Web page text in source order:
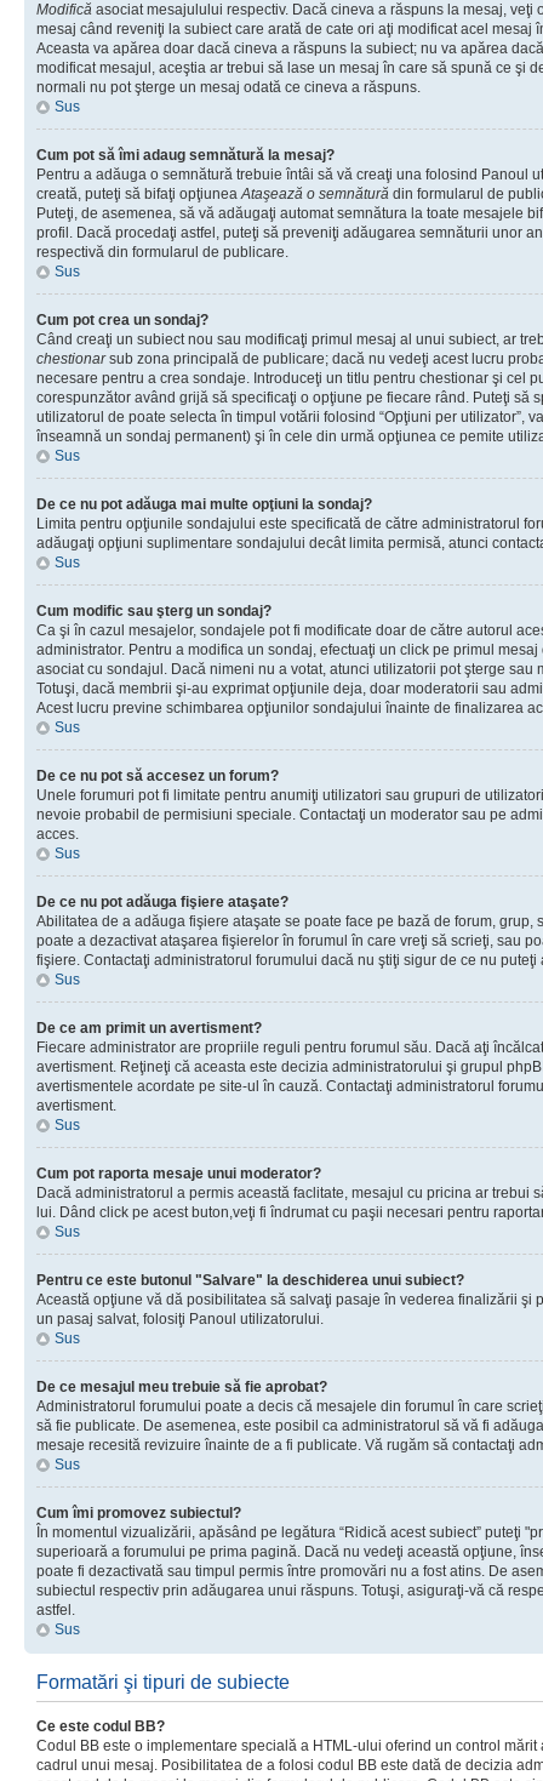
Modifică asociat mesajulului respectiv. Dacă cineva a răspuns la mesaj, veţi
mesaj când reveniţi la subiect care arată de cate ori aţi modificat acel mesaj
Aceasta va apărea doar dacă cineva a răspuns la subiect; nu va apărea
modificat mesajul, aceştia ar trebui să lase un mesaj în care să spună ce şi
normali nu pot şterge un mesaj odată ce cineva a răspuns.
Sus
Cum pot să îmi adaug semnătură la mesaj?
Pentru a adăuga o semnătură trebuie întâi să vă creaţi una folosind Panoul
creată, puteţi să bifaţi opţiuneaAtaşează o semnătură din formularul de
Puteţi, de asemenea, să vă adăugaţi automat semnătura la toate mesajele
profil. Dacă procedaţi astfel, puteţi să preveniţi adăugarea semnăturii unor
respectivă din formularul de publicare.
Sus
Cum pot crea un sondaj?
Când creaţi un subiect nou sau modificaţi primul mesaj al unui subiect, ar
chestionarsub zona principală de publicare; dacă nu vedeţi acest lucru
necesare pentru a crea sondaje. Introduceţi un titlu pentru chestionar şi cel
corespunzător având grijă să specificaţi o opţiune pe fiecare rând. Puteţi să
utilizatorul de poate selecta în timpul votării folosind “Opţiuni per utilizator”,
înseamnă un sondaj permanent) şi în cele din urmă opţiunea ce pemite
Sus
De ce nu pot adăuga mai multe opţiuni la sondaj?
Limita pentru opţiunile sondajului este specificată de către administratorul
adăugaţi opţiuni suplimentare sondajului decât limita permisă, atunci
Sus
Cum modific sau şterg un sondaj?
Ca şi în cazul mesajelor, sondajele pot fi modificate doar de către autorul
administrator. Pentru a modifica un sondaj, efectuaţi un click pe primul
asociat cu sondajul. Dacă nimeni nu a votat, atunci utilizatorii pot şterge
Totuşi, dacă membrii şi-au exprimat opţiunile deja, doar moderatorii sau
Acest lucru previne schimbarea opţiunilor sondajului înainte de finalizarea
Sus
De ce nu pot să accesez un forum?
Unele forumuri pot fi limitate pentru anumiţi utilizatori sau grupuri de
nevoie probabil de permisiuni speciale. Contactaţi un moderator sau pe
acces.
Sus
De ce nu pot adăuga fişiere ataşate?
Abilitatea de a adăuga fişiere ataşate se poate face pe bază de forum, grup,
poate a dezactivat ataşarea fişierelor în forumul în care vreţi să scrieţi, sau
fişiere. Contactaţi administratorul forumului dacă nu ştiţi sigur de ce nu
Sus
De ce am primit un avertisment?
Fiecare administrator are propriile reguli pentru forumul său. Dacă aţi
avertisment. Reţineţi că aceasta este decizia administratorului şi grupul
avertismentele acordate pe site-ul în cauză. Contactaţi administratorul
avertisment.
Sus
Cum pot raporta mesaje unui moderator?
Dacă administratorul a permis această faclitate, mesajul cu pricina ar trebui
lui. Dând click pe acest buton,veţi fi îndrumat cu paşii necesari pentru
Sus
Pentru ce este butonul "Salvare" la deschiderea unui subiect?
Această opţiune vă dă posibilitatea să salvaţi pasaje în vederea finalizării şi
un pasaj salvat, folosiţi Panoul utilizatorului.
Sus
De ce mesajul meu trebuie să fie aprobat?
Administratorul forumului poate a decis că mesajele din forumul în care
să fie publicate. De asemenea, este posibil ca administratorul să vă fi
mesaje recesită revizuire înainte de a fi publicate. Vă rugăm să contactaţi
Sus
Cum îmi promovez subiectul?
În momentul vizualizării, apăsând pe legătura “Ridică acest subiect” puteţi
superioară a forumului pe prima pagină. Dacă nu vedeţi această opţiune,
poate fi dezactivată sau timpul permis între promovări nu a fost atins. De
subiectul respectiv prin adăugarea unui răspuns. Totuşi, asiguraţi-vă că
astfel.
Sus
Formatări şi tipuri de subiecte
Ce este codul BB?
Codul BB este o implementare specială a HTML-ului oferind un control
cadrul unui mesaj. Posibilitatea de a folosi codul BB este dată de decizia